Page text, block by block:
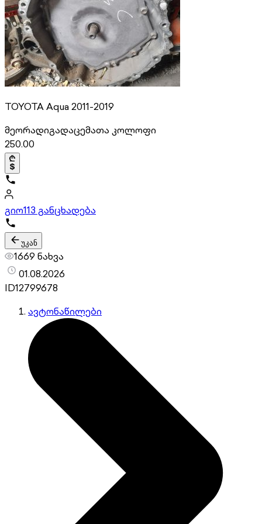
TOYOTA Aqua 2011-2019
მეორადიგადაცემათა კოლოფი
250.00
გიო113 განცხადება
უკან
1669 ნახვა
01.08.2026
ID12799678
ავტონაწილები